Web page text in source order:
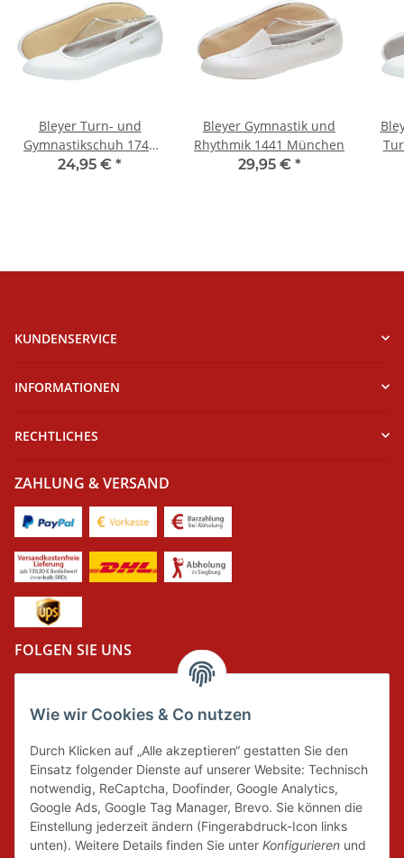
Wie wir Cookies & Co nutzen
Durch Klicken auf „Alle akzeptieren“ gestatten Sie den
Einsatz folgender Dienste auf unserer Website: Technisch
notwendig, ReCaptcha, Doofinder, Google Analytics,
Google Ads, Google Tag Manager, Brevo. Sie können die
Einstellung jederzeit ändern (Fingerabdruck-Icon links
unten). Weitere Details finden Sie unter Konfigurieren und
Bleyer Turn- und
Gymnastikschuh 1742
Junior
24,95 € *
Bleyer Gymnastik und
Rhythmik 1441 München
29,95 € *
KUNDENSERVICE
INFORMATIONEN
RECHTLICHES
ZAHLUNG & VERSAND
FOLGEN SIE UNS
Wir tragen Verantwortung und erfüllen unsere
Pflichten zur Systembeteiligung nach dem
Verpackungsgesetz.